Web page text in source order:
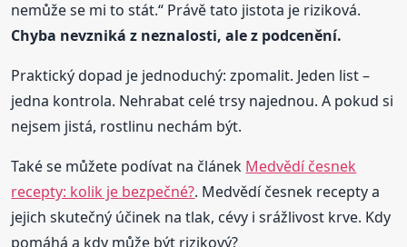
nemůže se mi to stát.“ Právě tato jistota je riziková.
Chyba nevzniká z neznalosti, ale z podcenění.
Praktický dopad je jednoduchý: zpomalit. Jeden list –
jedna kontrola. Nehrabat celé trsy najednou. A pokud si
nejsem jistá, rostlinu nechám být.
Také se můžete podívat na článek Medvědí česnek
recepty: kolik je bezpečné?. Medvědí česnek recepty a
jejich skutečný účinek na tlak, cévy i srážlivost krve. Kdy
pomáhá a kdy může být rizikový?